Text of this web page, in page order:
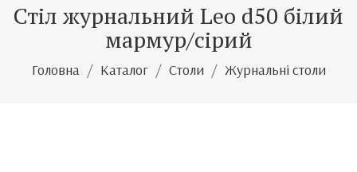
Стіл журнальний Leo d50 білий
мармур/сірий
Головна Каталог Столи Журнальні столи